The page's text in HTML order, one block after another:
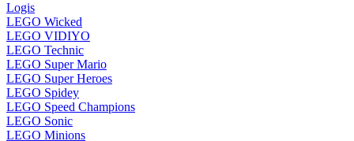
Logis
LEGO Wicked
LEGO VIDIYO
LEGO Technic
LEGO Super Mario
LEGO Super Heroes
LEGO Spidey
LEGO Speed Champions
LEGO Sonic
LEGO Minions